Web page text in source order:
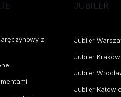
z
JUBILER
Jubiler
Jubiler Kraków
Jubiler
Jubiler